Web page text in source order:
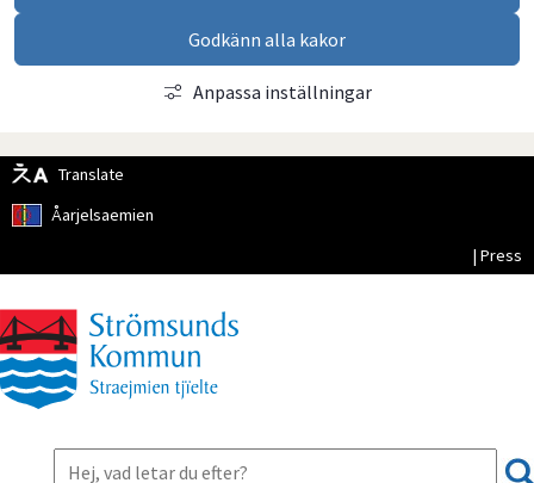
Godkänn alla kakor
Anpassa inställningar
Translate
Åarjelsaemien
| Press